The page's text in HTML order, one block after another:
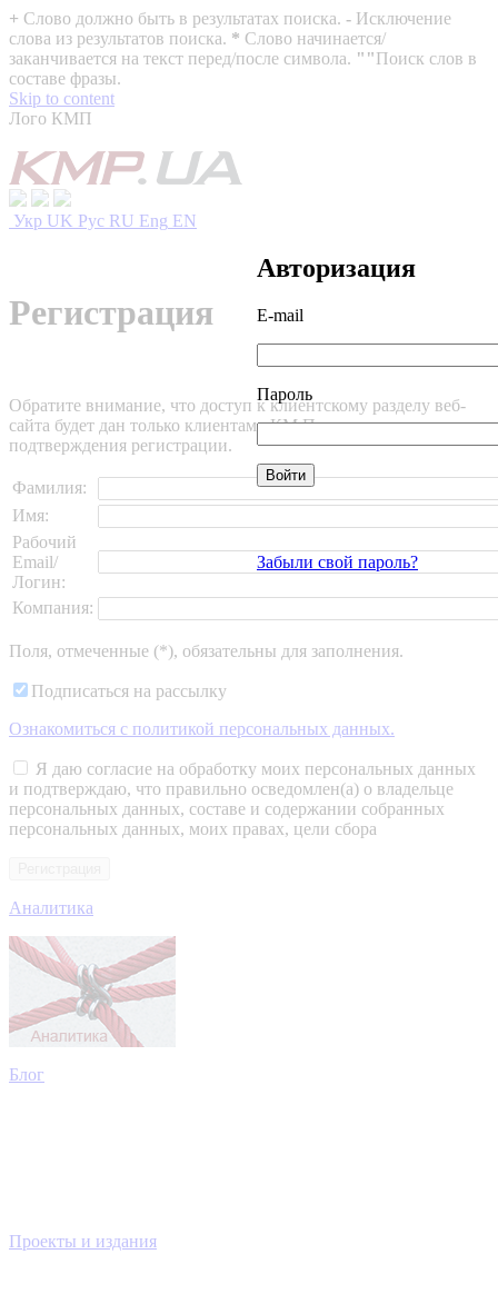
+ Слово должно быть в результатах поиска. - Исключение
слова из результатов поиска. * Слово начинается/
заканчивается на текст перед/после символа. ""Поиск слов в
составе фразы.
Skip to content
Лого КМП
Укр UK Рус RU Eng EN
Авторизация
E-mail
Пароль
Забыли свой пароль?
Регистрация
Обратите внимание, что доступ к клиентскому разделу веб-
сайта будет дан только клиентам «КМ Партнеры» после
подтверждения регистрации.
Фамилия:
Имя:
Рабочий
Email/
Логин:
Компания:
Поля, отмеченные (*), обязательны для заполнения.
Подписаться на рассылку
Ознакомиться c политикой персональных данных.
Я даю согласие на обработку моих персональных данных
и подтверждаю, что правильно осведомлен(а) о владельце
персональных данных, составе и содержании собранных
персональных данных, моих правах, цели сбора
Аналитика
Блог
Проекты и издания